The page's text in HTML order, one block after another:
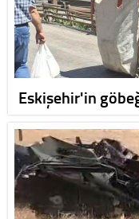
Eskişehir'in